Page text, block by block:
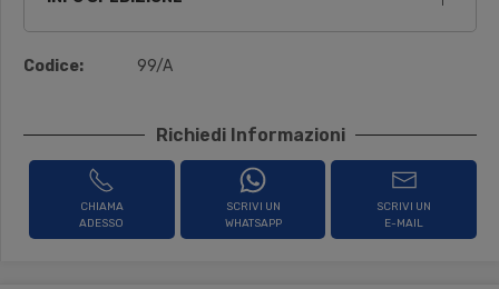
Codice: 99/A
Richiedi Informazioni
CHIAMA
ADESSO
SCRIVI UN
WHATSAPP
SCRIVI UN
E-MAIL